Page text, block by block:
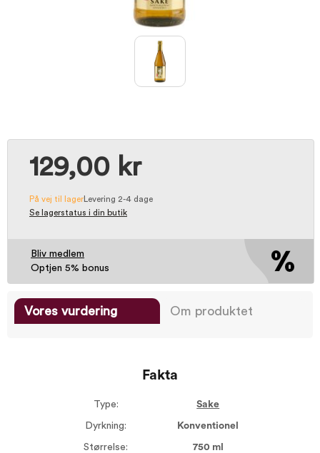
129,00 kr
På vej til lager Levering 2-4 dage
Se lagerstatus i din butik
Bliv medlem
Optjen 5% bonus
Vores vurdering Om produktet
Fakta
Type: Sake
Dyrkning: Konventionel
Størrelse: 750 ml